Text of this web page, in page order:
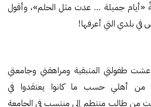
«أيام جميلة … عدت مثل الحلم»، وأقول
في بلدي التي أعرفها!
طفولتي المتبقية ومراهقتي وجامعتي
من أهلي حسب ما كانوا يعتقدوا في
من طالب منتطم إلى منتسب في الجامعة